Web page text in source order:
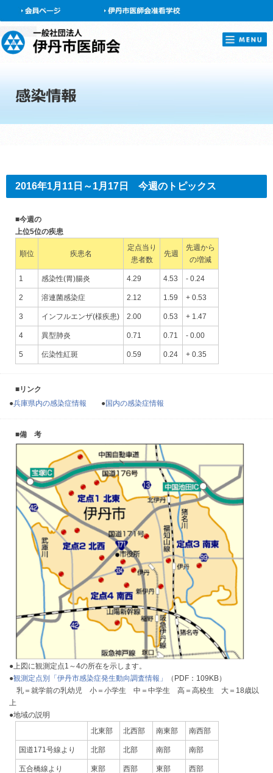
会員ページ
2016年1月11日～1月17日 今週のトピックス
■今週の
上位5位の疾患
順位 疾患名
定点当り
患者数
先週
先週から
の増減
1 感染性(胃)腸炎 4.29 4.53 - 0.24
2 溶連菌感染症 2.12 1.59 + 0.53
3 インフルエンザ(様疾患) 2.00 0.53 + 1.47
4 異型肺炎 0.71 0.71 - 0.00
5 伝染性紅斑 0.59 0.24 + 0.35
■リンク
●兵庫県内の感染症情報 ●国内の感染症情報
■備 考
●上図に観測定点1～4の所在を示します。
●観測定点別「伊丹市感染症発生動向調査情報」
（PDF：109KB）
乳＝就学前の乳幼児 小＝小学生 中＝中学生 高＝高校生 大＝18歳以
上
●地域の説明
北東部
北西部 南東部 南西部
国道171号線より 北部 北部 南部 南部
五合橋線より 東部 西部 東部 西部